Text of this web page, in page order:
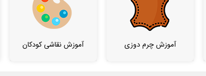
آموزش چرم دوزی آموزش نقاشی کودکان